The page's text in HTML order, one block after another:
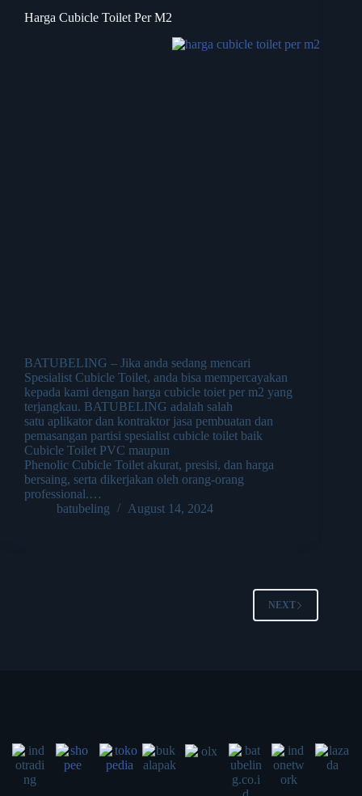
Harga Cubicle Toilet Per M2
BATUBELING – Jika anda sedang mencari
Spesialist Cubicle Toilet, anda bisa mempercayakan
kepada kami dengan harga cubicle toiet per m2 yang
terjangkau. BATUBELING adalah salah
satu aplikator dan kontraktor jasa pembuatan dan
pemasangan partisi spesialist cubicle toilet baik
Cubicle Toilet PVC maupun
Phenolic Cubicle Toilet akurat, presisi, dan harga
bersaing, serta dikerjakan oleh orang-orang
professional.…
batubeling
August 14, 2024
NEXT